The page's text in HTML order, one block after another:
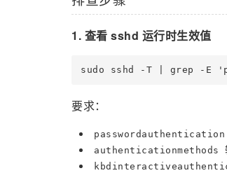
1. 查看 sshd 运行时生效值
要求：
authenticationmethods